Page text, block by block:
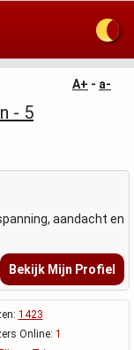
A+ - a-
- 5
aandacht en
Bekijk Mijn Profiel
1423
Online: 1